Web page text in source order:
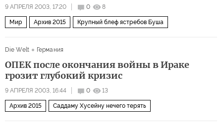
9 АПРЕЛЯ 2003, 17:20 0 8
Мир Архив 2015 Крупный блеф ястребов Буша
Die Welt Германия
ОПЕК после окончания войны в Ираке
грозит глубокий кризис
9 АПРЕЛЯ 2003, 16:44 0 13
Архив 2015 Саддаму Хусейну нечего терять